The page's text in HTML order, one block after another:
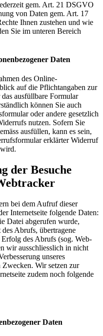
gem. Art. 21 DSGVO
von Daten gem. Art. 17
Ihnen zustehen und wie
Sie im unteren Bereich
Daten
des Online-
auf die Pflichtangaben zur
ausfüllbare Formular
können Sie auch
oder andere gesetzlich
nutzen. Sofern Sie
ausfüllen, kann es sein,
erklärter Widerruf
der Besuche
bei dem Aufruf dieser
Internetseite folgende Daten:
Datei abgerufen wurde,
Abrufs, übertragene
des Abrufs (sog. Web-
wir ausschliesslich in nicht
unseres
Zwecken. Wir setzen zur
zudem noch folgende
Daten